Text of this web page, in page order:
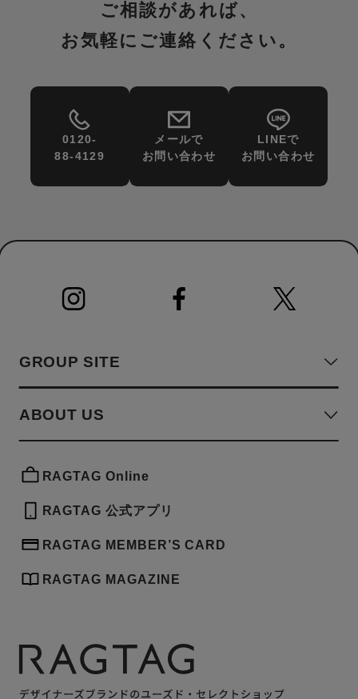
ご相談があれば、
お気軽にご連絡ください。
0120-
88-4129
メールで
お問い合わせ
LINEで
お問い合わせ
GROUP SITE
ABOUT US
RAGTAG Online
RAGTAG 公式アプリ
RAGTAG MEMBER’S CARD
RAGTAG MAGAZINE